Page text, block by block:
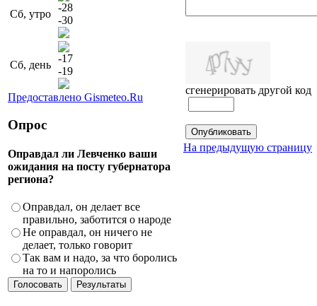
Сб, утро
-28
-30
Сб, день
-17
-19
Предоставлено Gismeteo.Ru
Опрос
Оправдал ли Левченко ваши
ожидания на посту губернатора
региона?
Оправдал, он делает все
правильно, заботится о народе
Не оправдал, он ничего не
делает, только говорит
Так вам и надо, за что боролись
на то и напоролись
сгенерировать другой код
На предыдущую страницу